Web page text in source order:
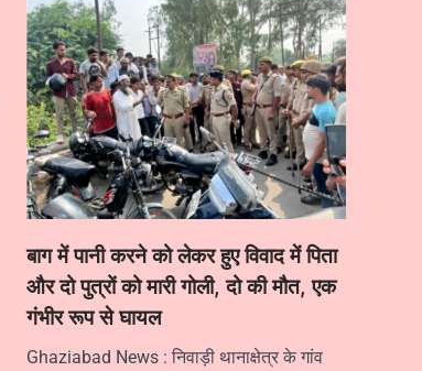
बाग में पानी करने को लेकर हुए विवाद में पिता
और दो पुत्रों को मारी गोली, दो की मौत, एक
गंभीर रूप से घायल
Ghaziabad News : निवाड़ी थानाक्षेत्र के गांव